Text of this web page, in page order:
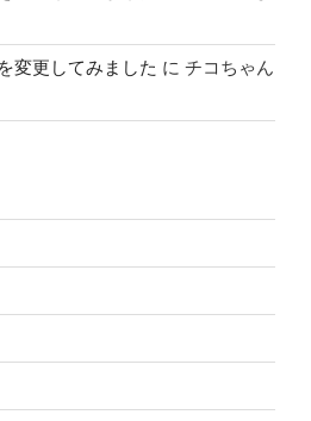
変更してみました に チコちゃん